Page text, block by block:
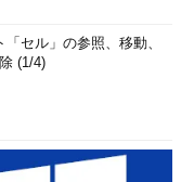
セル」の参照、移動、
(1/4)